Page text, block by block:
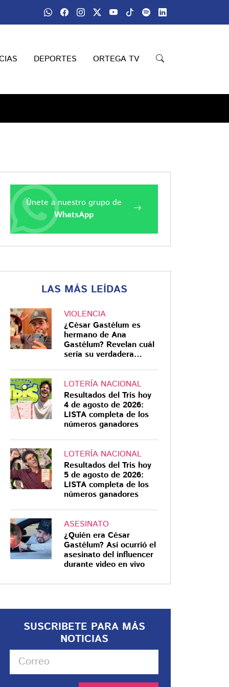
DEPORTES ORTEGA TV
Únete a nuestro grupo de
WhatsApp
LAS MÁS LEÍDAS
VIOLENCIA
¿César Gastélum es
hermano de Ana
Gastélum? Revelan cuál
sería su verdadera
LOTERÍA NACIONAL
Resultados del Tris hoy
4 de agosto de 2026:
LISTA completa de los
números ganadores
LOTERÍA NACIONAL
Resultados del Tris hoy
5 de agosto de 2026:
LISTA completa de los
números ganadores
ASESINATO
¿Quién era César
Gastélum? Así ocurrió el
asesinato del influencer
durante video en vivo
SUSCRIBETE PARA MÁS
NOTICIAS